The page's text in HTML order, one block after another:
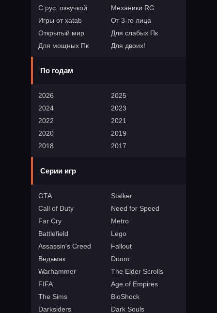
С рус. озвучкой
Механики RG
Игры от xatab
От 3-го лица
Открытый мир
Для слабых Пк
Для мощных Пк
Для двоих!
По годам
2026
2025
2024
2023
2022
2021
2020
2019
2018
2017
Серии игр
GTA
Stalker
Call of Duty
Need for Speed
Far Cry
Metro
Battlefield
Lego
Assassin's Creed
Fallout
Ведьмак
Doom
Warhammer
The Elder Scrolls
FIFA
Age of Empires
The Sims
BioShock
Darksiders
Dark Souls